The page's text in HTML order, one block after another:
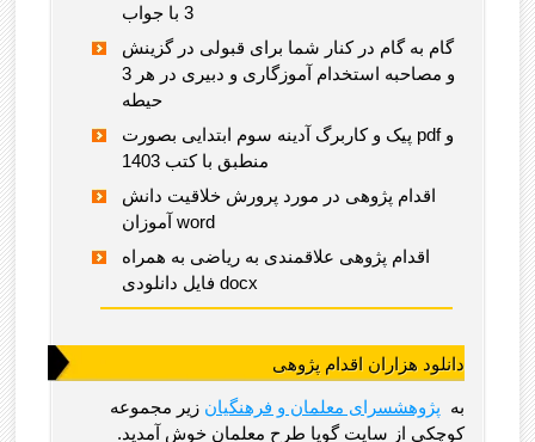
3 با جواب
گام به گام در کنار شما برای قبولی در گزینش
و مصاحبه استخدام آموزگاری و دبیری در هر 3
حیطه
پیک و کاربرگ آدینه سوم ابتدایی بصورت pdf و
منطبق با کتب 1403
اقدام پژوهی در مورد پرورش خلاقیت دانش
آموزان word
اقدام پژوهی علاقمندی به ریاضی به همراه
فایل دانلودی docx
دانلود هزاران اقدام پژوهی
به پژوهشسرای معلمان و فرهنگیان زیر مجموعه
کوچکی از سایت گویا طرح معلمان خوش آمدید.